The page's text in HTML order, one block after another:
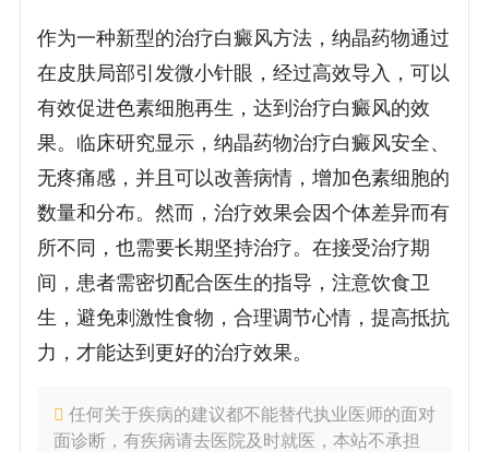
作为一种新型的治疗白癜风方法，纳晶药物通过
在皮肤局部引发微小针眼，经过高效导入，可以
有效促进色素细胞再生，达到治疗白癜风的效
果。临床研究显示，纳晶药物治疗白癜风安全、
无疼痛感，并且可以改善病情，增加色素细胞的
数量和分布。然而，治疗效果会因个体差异而有
所不同，也需要长期坚持治疗。在接受治疗期
间，患者需密切配合医生的指导，注意饮食卫
生，避免刺激性食物，合理调节心情，提高抵抗
力，才能达到更好的治疗效果。
任何关于疾病的建议都不能替代执业医师的面对
面诊断，有疾病请去医院及时就医，本站不承担